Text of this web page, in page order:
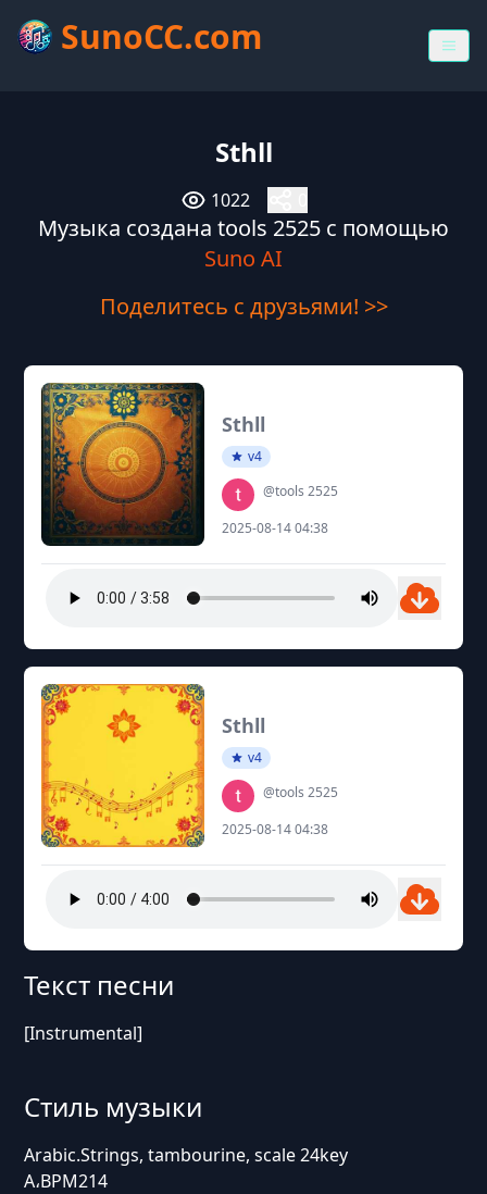
SunoCC.com
Sthll
1022
Музыка создана tools 2525 с помощью
Suno AI
Поделитесь с друзьями! >>
Sthll
v4
@tools 2525
2025-08-14 04:38
Sthll
v4
@tools 2525
2025-08-14 04:38
Текст песни
[Instrumental]
Стиль музыки
Arabic.Strings, tambourine, scale 24key
A،BPM214